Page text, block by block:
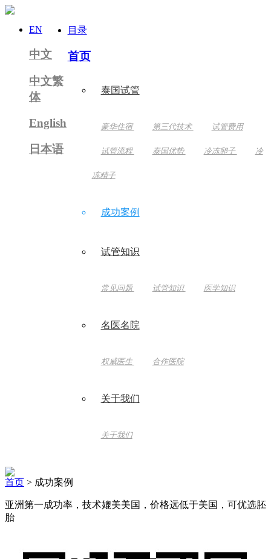
EN
中文
中文繁
体
English
日本语
目录
首页
泰国试管
豪华住宿 第三代技术 试管费用
试管流程 泰国优势 冷冻卵子 冷
冻精子
成功案例
试管知识
常见问题 试管知识 医学知识
名医名院
权威医生 合作医院
关于我们
关于我们
首页 > 成功案例
亚洲第一成功率，技术媲美美国，价格远低于美国，可优选胚
胎